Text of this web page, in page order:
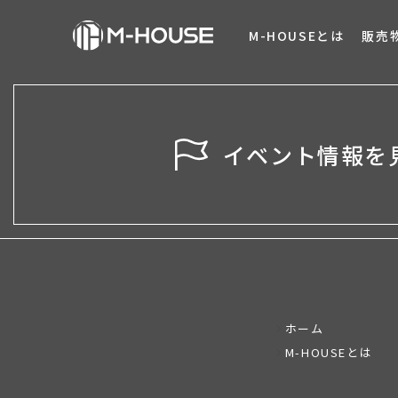
M-HOUSEとは 販売
イベント情報を
ホーム
M-HOUSEとは